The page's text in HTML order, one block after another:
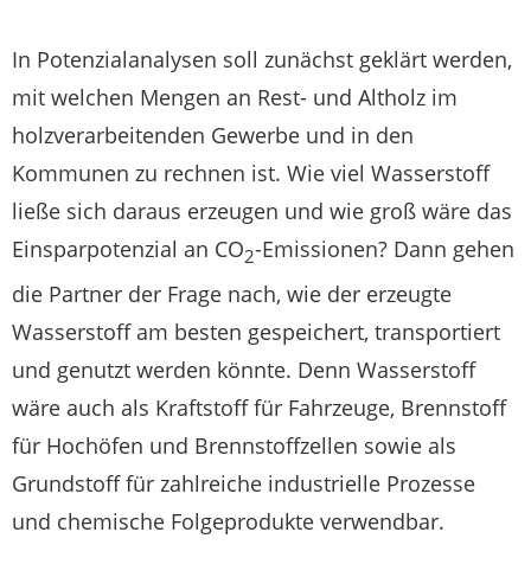
In Potenzialanalysen soll zunächst geklärt werden,
mit welchen Mengen an Rest- und Altholz im
holzverarbeitenden Gewerbe und in den
Kommunen zu rechnen ist. Wie viel Wasserstoff
ließe sich daraus erzeugen und wie groß wäre das
Einsparpotenzial an CO2-Emissionen? Dann gehen
die Partner der Frage nach, wie der erzeugte
Wasserstoff am besten gespeichert, transportiert
und genutzt werden könnte. Denn Wasserstoff
wäre auch als Kraftstoff für Fahrzeuge, Brennstoff
für Hochöfen und Brennstoffzellen sowie als
Grundstoff für zahlreiche industrielle Prozesse
und chemische Folgeprodukte verwendbar.